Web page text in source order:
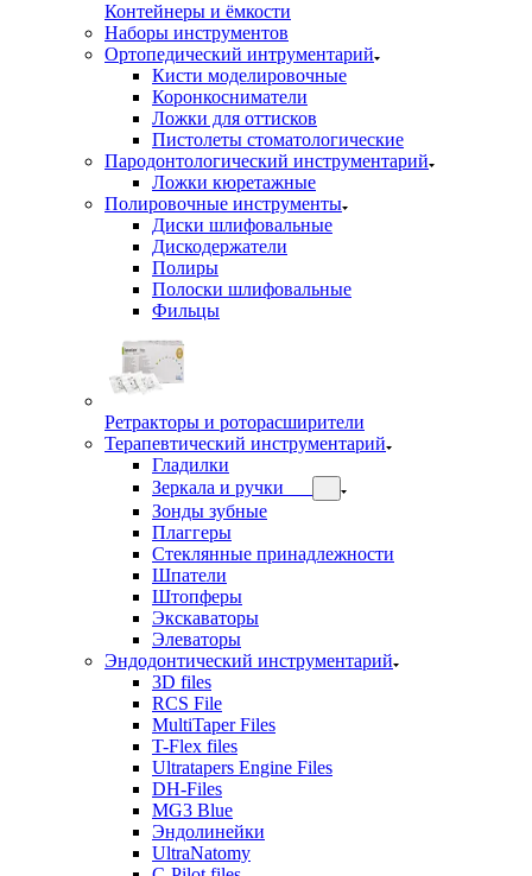
Контейнеры и ёмкости
Наборы инструментов
Ортопедический интрументарий
Кисти моделировочные
Коронкосниматели
Ложки для оттисков
Пистолеты стоматологические
Пародонтологический инструментарий
Ложки кюретажные
Полировочные инструменты
Диски шлифовальные
Дискодержатели
Полиры
Полоски шлифовальные
Фильцы
Ретракторы и роторасширители
Терапевтический инструментарий
Гладилки
Зеркала и ручки
Зонды зубные
Плаггеры
Стеклянные принадлежности
Шпатели
Штопферы
Экскаваторы
Элеваторы
Эндодонтический инструментарий
3D files
RCS File
MultiTaper Files
T-Flex files
Ultratapers Engine Files
DH-Files
MG3 Blue
Эндолинейки
UltraNatomy